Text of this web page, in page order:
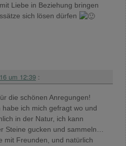
Liebe in Beziehung bringen
sich lösen dürfen
um 12:39 :
die schönen Anregungen!
ich mich gefragt wo und
in der Natur, ich kann
Steine gucken und sammeln…
mit Freunden, und natürlich